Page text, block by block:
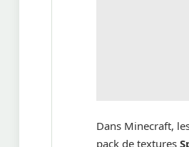
Dans Minecraft,
pack de textures